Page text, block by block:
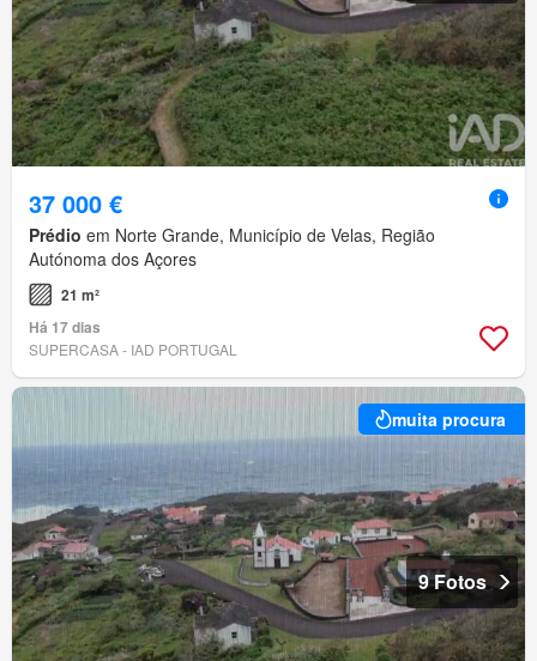
37 000 €
Prédio em Norte Grande, Município de Velas, Região
Autónoma dos Açores
21 m²
Há 17 dias
SUPERCASA - IAD PORTUGAL
muita procura
9 Fotos